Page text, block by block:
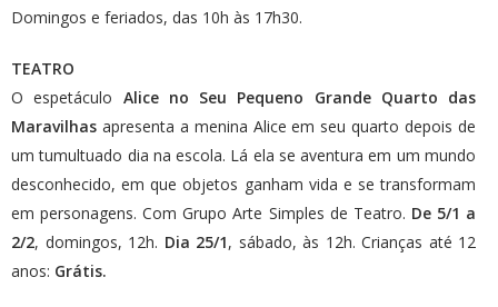
Domingos e feriados, das 10h às 17h30.
TEATRO
O espetáculo Alice no Seu Pequeno Grande Quarto das
Maravilhas apresenta a menina Alice em seu quarto depois de
um tumultuado dia na escola. Lá ela se aventura em um mundo
desconhecido, em que objetos ganham vida e se transformam
em personagens. Com Grupo Arte Simples de Teatro. De 5/1 a
2/2, domingos, 12h. Dia 25/1, sábado, às 12h. Crianças até 12
anos: Grátis.